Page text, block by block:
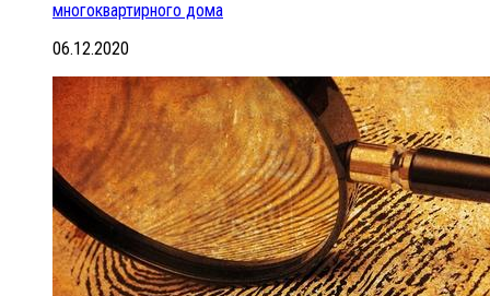
многоквартирного дома
06.12.2020